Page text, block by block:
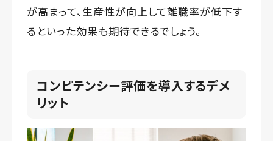
が高まって、生産性が向上して離職率が低下す
るといった効果も期待できるでしょう。
コンピテンシー評価を導入するデメ
リット